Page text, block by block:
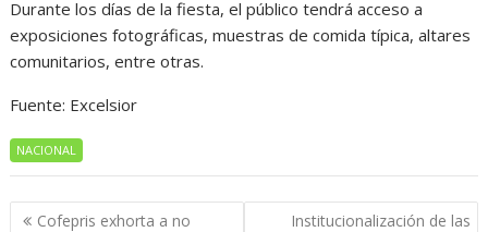
Durante los días de la fiesta, el público tendrá acceso a
exposiciones fotográficas, muestras de comida típica, altares
comunitarios, entre otras.
Fuente: Excelsior
NACIONAL
Navegación
Cofepris exhorta a no
Institucionalización de las